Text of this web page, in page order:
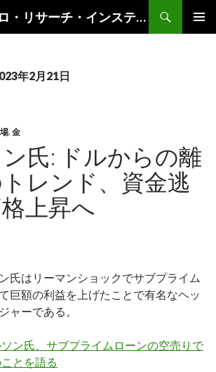
グローバルマクロ・リサーチ・インスティテュート
年2月21日
, 金
氏: ドルからの離
レンド、資金逃
上昇へ
氏はリーマンショックでサブプライム
巨額の利益を上げたことで有名なヘッ
ャーである。
ン氏、サブプライムローンの空売りで
とを語る